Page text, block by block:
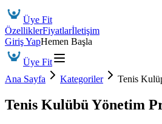
Üye Fit
ÖzelliklerFiyatlarİletişim
Giriş YapHemen Başla
Üye Fit
Ana Sayfa
Kategoriler Tenis
Tenis Kulübü Yönetim